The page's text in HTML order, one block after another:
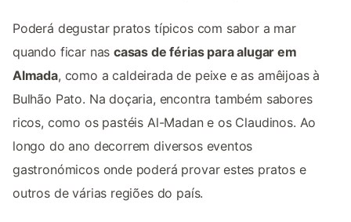
Poderá degustar pratos típicos com sabor a mar
quando ficar nascasas de férias para alugar em
Almada, como a caldeirada de peixe e as amêijoas à
Bulhão Pato. Na doçaria, encontra também sabores
ricos, como os pastéis Al-Madan e os Claudinos. Ao
longo do ano decorrem diversos eventos
gastronómicos onde poderá provar estes pratos e
outros de várias regiões do país.